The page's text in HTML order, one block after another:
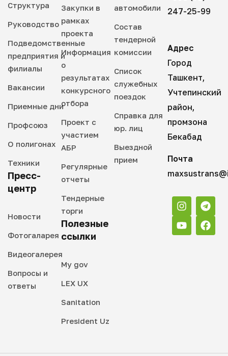
Структура
Руководство
Подведомственные
предприятия и
филиалы
Вакансии
Приемные дни
Профсоюз
О полигонах
Техники
Пресс-
центр
Новости
Фотогаларея
Видеогалерея
Вопросы и
ответы
Закупки в
рамках
проекта
Информация
о
результатах
конкурсного
отбора
Проект с
участием
АБР
Регулярные
отчеты
Тендерные
торги
Полезные
ссылки
My gov
LEX UX
Sanitation
President Uz
автомобили
Состав
тендерной
комиссии
Список
служебных
поездок
Справка для
юр. лиц
Выездной
прием
247-25-99
Адрес
Город
Ташкент,
Учтепинский
район,
промзона
Бекабад
Почта